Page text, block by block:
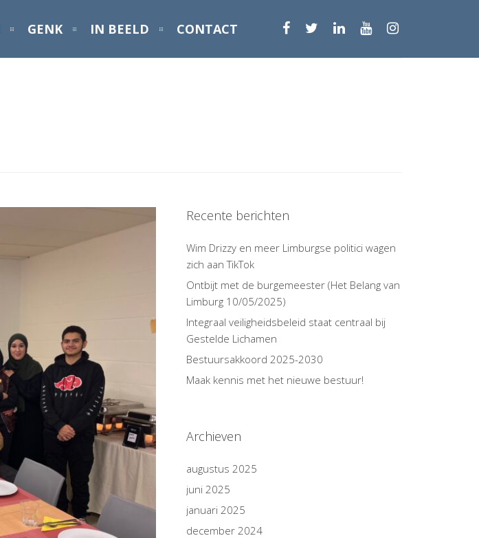
GENK IN BEELD CONTACT
Recente berichten
Wim Drizzy en meer Limburgse politici wagen
zich aan TikTok
Ontbijt met de burgemeester (Het Belang van
Limburg 10/05/2025)
Integraal veiligheidsbeleid staat centraal bij
Gestelde Lichamen
Bestuursakkoord 2025-2030
Maak kennis met het nieuwe bestuur!
Archieven
augustus 2025
juni 2025
januari 2025
december 2024